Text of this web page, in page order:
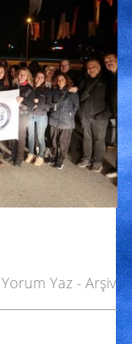
Yorum Yaz - Arşiv